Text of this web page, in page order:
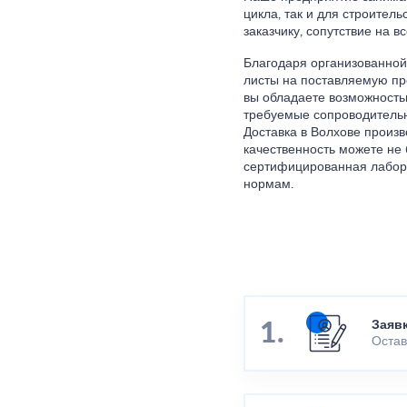
цикла, так и для
заказчику, сопутствие на
Благодаря
листы на поставляемую
вы обладаете
требуемые
Доставка в Волхове
качественность можете
сертифицированная
нормам.